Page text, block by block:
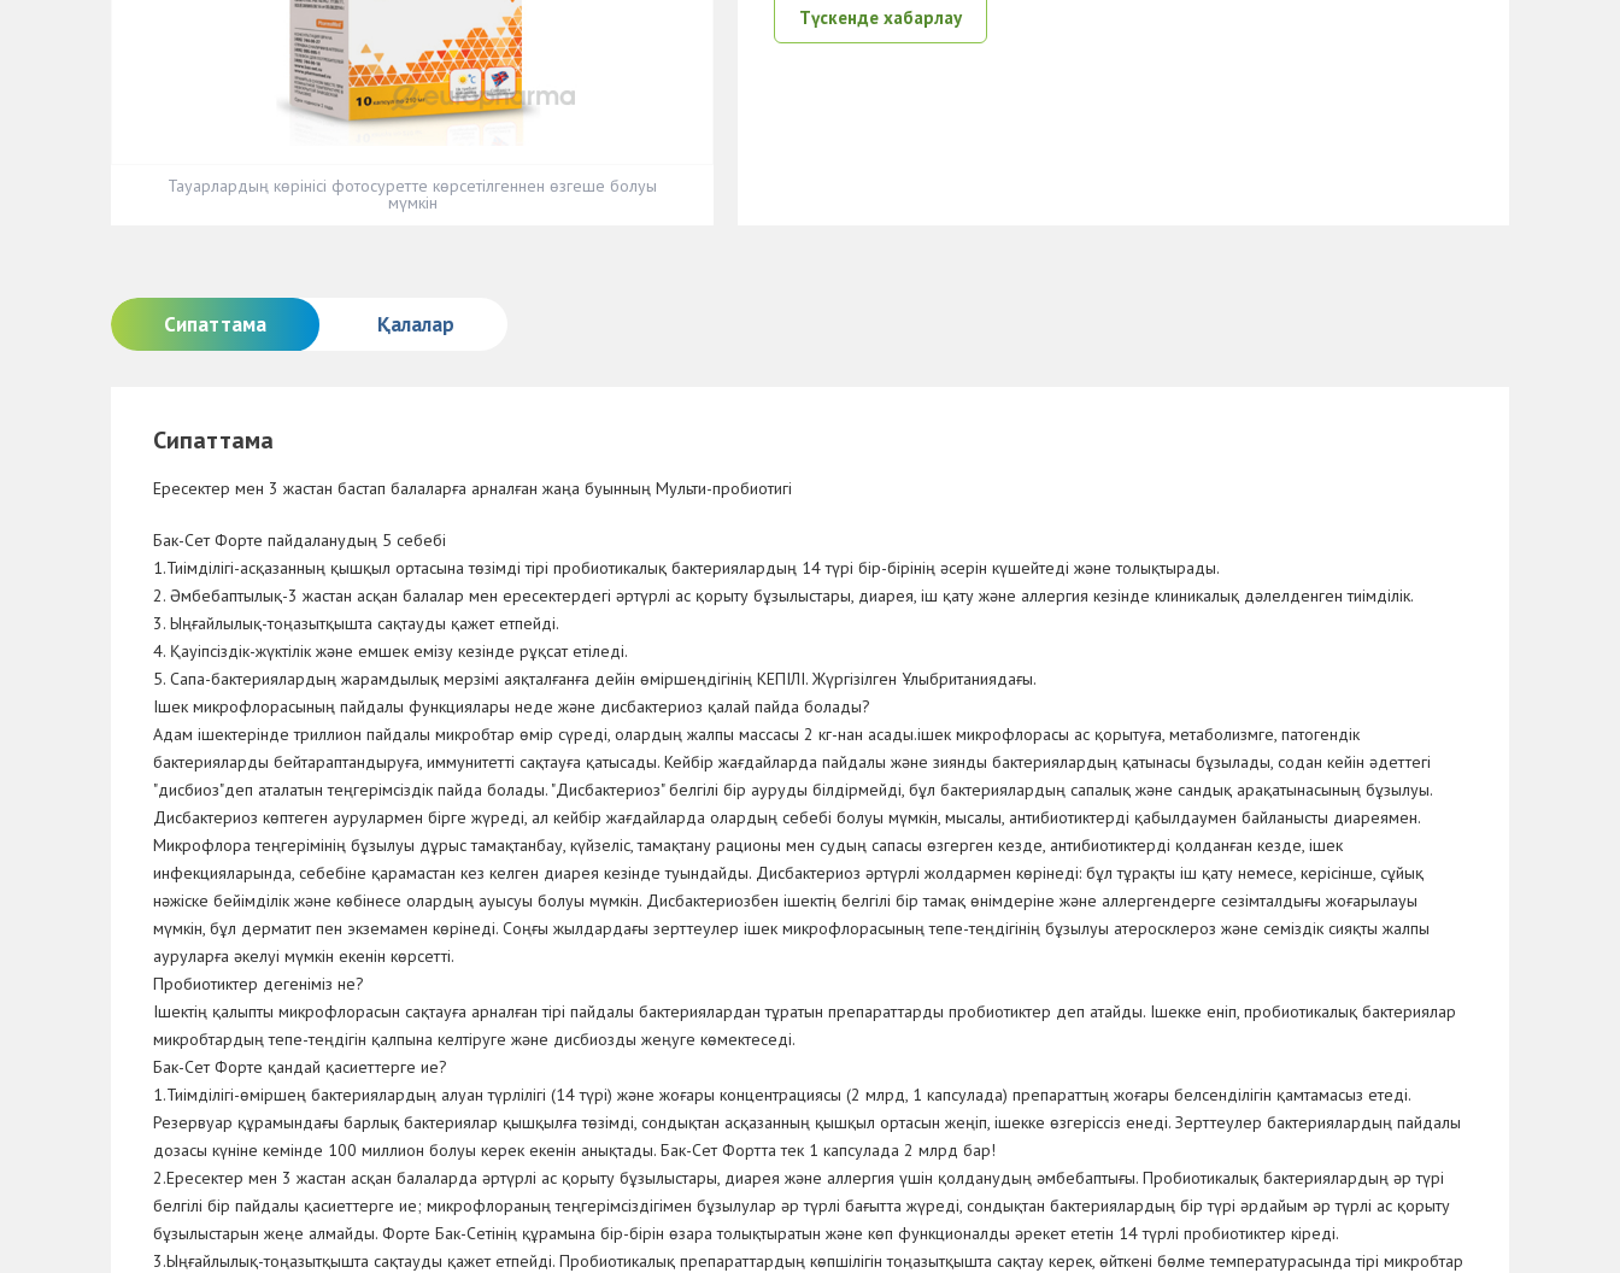
Тауарлардың көрінісі фотосуретте көрсетілгеннен өзгеше болуы
мүмкін
Түскенде хабарлау
Сипаттама Қалалар
Сипаттама
Ересектер мен 3 жастан бастап балаларға арналған жаңа буынның Мульти-пробиотигі
Бак-Сет Форте пайдаланудың 5 себебі
1.Тиімділігі-асқазанның қышқыл ортасына төзімді тірі пробиотикалық бактериялардың 14 түрі бір-бірінің әсерін күшейтеді және толықтырады.
2. Әмбебаптылық-3 жастан асқан балалар мен ересектердегі әртүрлі ас қорыту бұзылыстары, диарея, іш қату және аллергия кезінде клиникалық дәлелденген тиімділік.
3. Ыңғайлылық-тоңазытқышта сақтауды қажет етпейді.
4. Қауіпсіздік-жүктілік және емшек емізу кезінде рұқсат етіледі.
5. Сапа-бактериялардың жарамдылық мерзімі аяқталғанға дейін өміршеңдігінің КЕПІЛІ. Жүргізілген Ұлыбританиядағы.
Ішек микрофлорасының пайдалы функциялары неде және дисбактериоз қалай пайда болады?
Адам ішектерінде триллион пайдалы микробтар өмір сүреді, олардың жалпы массасы 2 кг-нан асады.ішек микрофлорасы ас қорытуға, метаболизмге, патогендік
бактерияларды бейтараптандыруға, иммунитетті сақтауға қатысады. Кейбір жағдайларда пайдалы және зиянды бактериялардың қатынасы бұзылады, содан кейін әдеттегі
"дисбиоз"деп аталатын теңгерімсіздік пайда болады. "Дисбактериоз" белгілі бір ауруды білдірмейді, бұл бактериялардың сапалық және сандық арақатынасының бұзылуы.
Дисбактериоз көптеген аурулармен бірге жүреді, ал кейбір жағдайларда олардың себебі болуы мүмкін, мысалы, антибиотиктерді қабылдаумен байланысты диареямен.
Микрофлора теңгерімінің бұзылуы дұрыс тамақтанбау, күйзеліс, тамақтану рационы мен судың сапасы өзгерген кезде, антибиотиктерді қолданған кезде, ішек
инфекцияларында, себебіне қарамастан кез келген диарея кезінде туындайды. Дисбактериоз әртүрлі жолдармен көрінеді: бұл тұрақты іш қату немесе, керісінше, сұйық
нәжіске бейімділік және көбінесе олардың ауысуы болуы мүмкін. Дисбактериозбен ішектің белгілі бір тамақ өнімдеріне және аллергендерге сезімталдығы жоғарылауы
мүмкін, бұл дерматит пен экземамен көрінеді. Соңғы жылдардағы зерттеулер ішек микрофлорасының тепе-теңдігінің бұзылуы атеросклероз және семіздік сияқты жалпы
ауруларға әкелуі мүмкін екенін көрсетті.
Пробиотиктер дегеніміз не?
Ішектің қалыпты микрофлорасын сақтауға арналған тірі пайдалы бактериялардан тұратын препараттарды пробиотиктер деп атайды. Ішекке еніп, пробиотикалық бактериялар
микробтардың тепе-теңдігін қалпына келтіруге және дисбиозды жеңуге көмектеседі.
Бак-Сет Форте қандай қасиеттерге ие?
1.Тиімділігі-өміршең бактериялардың алуан түрлілігі (14 түрі) және жоғары концентрациясы (2 млрд, 1 капсулада) препараттың жоғары белсенділігін қамтамасыз етеді.
Резервуар құрамындағы барлық бактериялар қышқылға төзімді, сондықтан асқазанның қышқыл ортасын жеңіп, ішекке өзгеріссіз енеді. Зерттеулер бактериялардың пайдалы
дозасы күніне кемінде 100 миллион болуы керек екенін анықтады. Бак-Сет Фортта тек 1 капсулада 2 млрд бар!
2.Ересектер мен 3 жастан асқан балаларда әртүрлі ас қорыту бұзылыстары, диарея және аллергия үшін қолданудың әмбебаптығы. Пробиотикалық бактериялардың әр түрі
белгілі бір пайдалы қасиеттерге ие; микрофлораның теңгерімсіздігімен бұзылулар әр түрлі бағытта жүреді, сондықтан бактериялардың бір түрі әрдайым әр түрлі ас қорыту
бұзылыстарын жеңе алмайды. Форте Бак-Сетінің құрамына бір-бірін өзара толықтыратын және көп функционалды әрекет ететін 14 түрлі пробиотиктер кіреді.
3.Ыңғайлылық-тоңазытқышта сақтауды қажет етпейді. Пробиотикалық препараттардың көпшілігін тоңазытқышта сақтау керек, өйткені бөлме температурасында тірі микробтар